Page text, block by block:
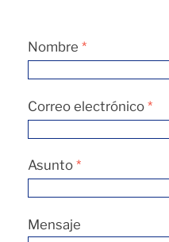
Nombre *
Correo electrónico *
Asunto *
Mensaje